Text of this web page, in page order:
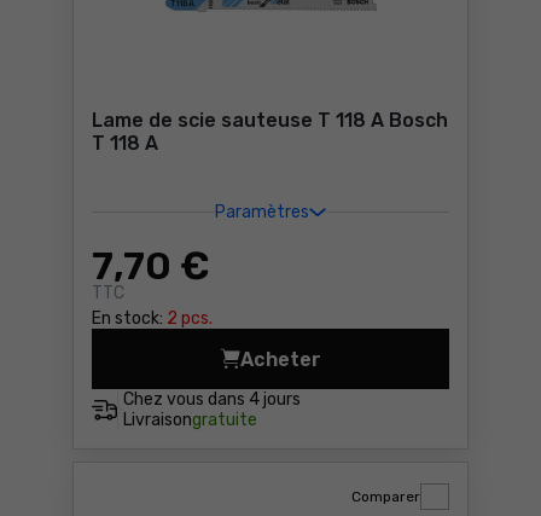
Lame de scie sauteuse T 118 A Bosch
T 118 A
Paramètres
7,70 €
TTC
En stock: 2 pcs.
Chez vous dans 4 jours
Livraisongratuite
Acheter
Lame de scie sauteuse T
Comparer